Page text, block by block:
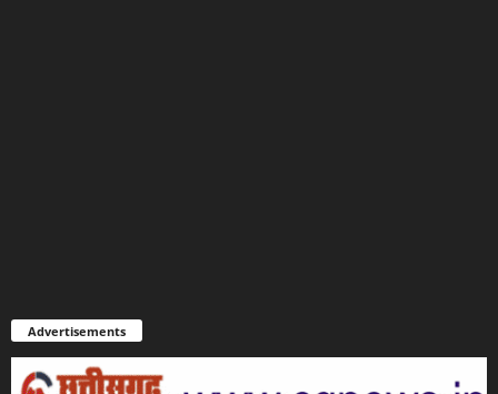
Advertisements